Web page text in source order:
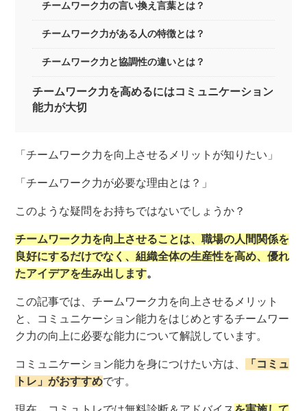
チームワーク力の言い換え言葉とは？
チームワーク力がある人の特徴とは？
チームワーク力と協調性の違いとは？
チームワーク力を高めるにはコミュニケーション
能力が大切
「チームワーク力を向上させるメリットが知りたい」
「チームワーク力が必要な理由とは？」
このような疑問をお持ちではないでしょうか？
チームワーク力を向上させることは、職場の人間関係を
良好にするだけでなく、組織全体の生産性を高め、優れ
たアイデアを生み出します。
この記事では、チームワーク力を向上させるメリット
と、コミュニケーション能力をはじめとするチームワー
ク力の向上に必要な能力について解説しています。
コミュニケーション能力を身につけたい方は、
「コミュ
トレ」がおすすめです。